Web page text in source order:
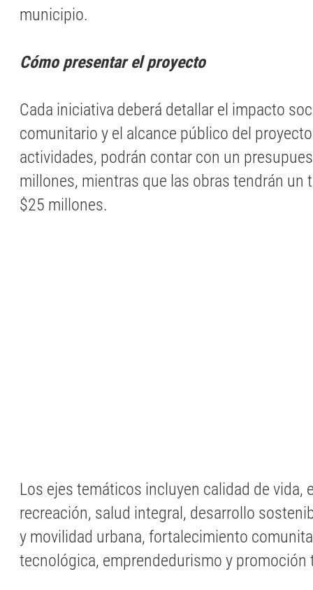
municipio.
Cómo presentar el proyecto
Cada iniciativa deberá detallar el impacto
comunitario y el alcance público del
actividades, podrán contar con un
millones, mientras que las obras tendrán un
$25 millones.
Los ejes temáticos incluyen calidad de vida,
recreación, salud integral, desarrollo
y movilidad urbana, fortalecimiento
tecnológica, emprendedurismo y promoción